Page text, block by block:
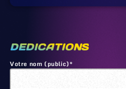
DEDICATIONS
Votre nom (public)*